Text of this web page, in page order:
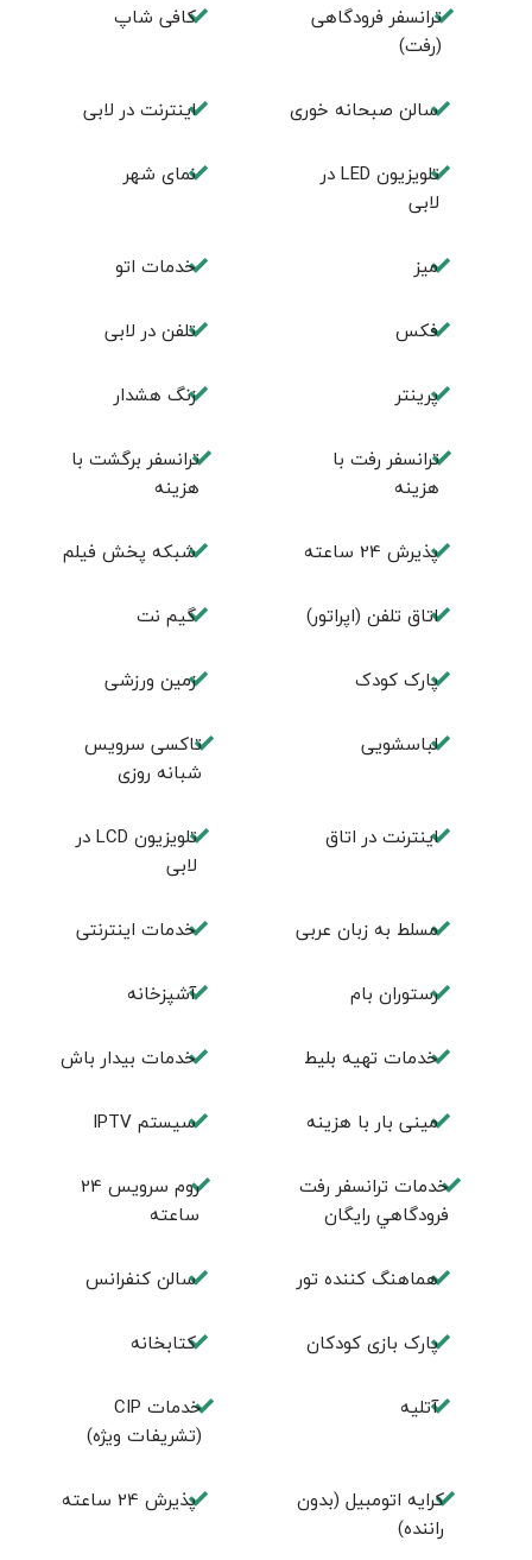
ترانسفر فرودگاهی
(رفت)
كافی شاپ
سالن صبحانه خوری اينترنت در لابی
تلويزيون LED در
لابی
نمای شهر
ميز خدمات اتو
فكس تلفن در لابی
پرینتر زنگ هشدار
ترانسفر رفت با
هزینه
ترانسفر برگشت با
هزینه
پذیرش 24 ساعته شبکه پخش فیلم
اتاق تلفن (اپراتور) گیم نت
پارک کودک زمین ورزشی
لباسشویی
تاکسی سرویس
شبانه روزی
اينترنت در اتاق
تلويزيون LCD در
لابی
مسلط به زبان عربی خدمات اینترنتی
رستوران بام آشپزخانه
خدمات تهيه بليط خدمات بیدار باش
مینی بار با هزینه سيستم IPTV
خدمات ترانسفر رفت
فرودگاهي رايگان
روم سرويس 24
ساعته
هماهنگ کننده تور سالن كنفرانس
پارک بازی كودكان كتابخانه
آتلیه
خدمات CIP
(تشریفات ویژه)
کرایه اتومبیل (بدون
راننده)
پذيرش 24 ساعته